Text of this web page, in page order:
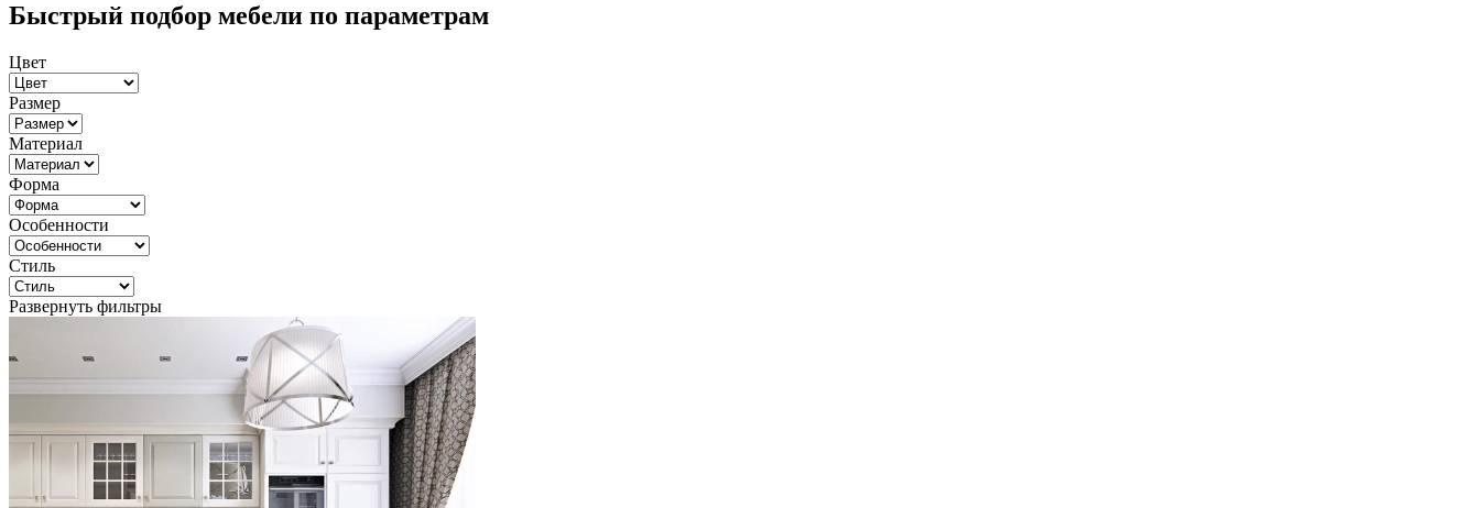
Быстрый подбор мебели по параметрам
Цвет
Размер
Материал
Форма
Особенности
Стиль
Развернуть фильтры